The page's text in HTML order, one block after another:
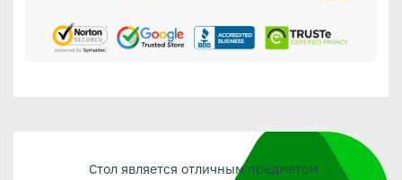
Стол является отличным предметом